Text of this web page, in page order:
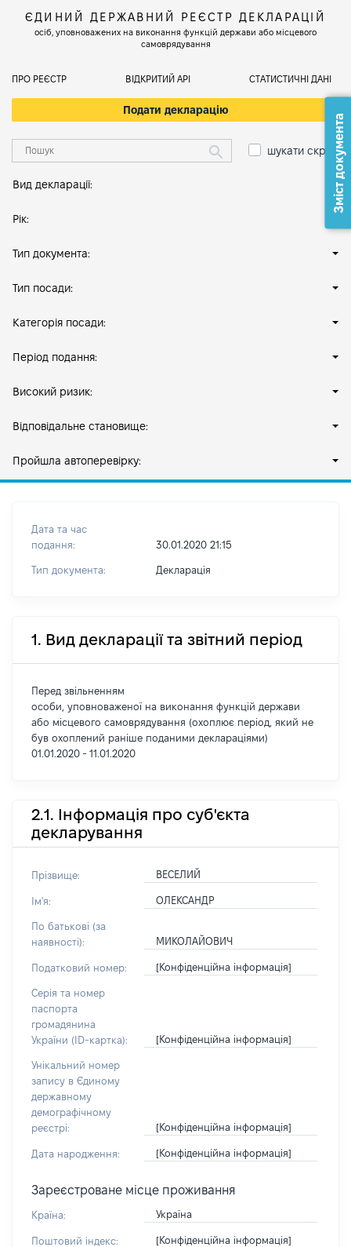
ЄДИНИЙ ДЕРЖАВНИЙ РЕЄСТР ДЕКЛАРАЦІЙ
осіб, уповноважених на виконання функцій держави або місцевого
самоврядування
ПРО РЕЄСТР ВІДКРИТИЙ АРІ СТАТИСТИЧНІ ДАНІ
Подати декларацію
шукати скрізь
Вид декларації:
Рік:
Тип документа:
Тип посади:
Категорія посади:
Період подання:
Високий ризик:
Відповідальне становище:
Пройшла автоперевірку:
Дата та час
подання:
30.01.2020 21:15
Тип документа: Декларація
1. Вид декларації та звітний період
Перед звільненням
особи, уповноваженої на виконання функцій держави
або місцевого самоврядування (охоплює період, який не
був охоплений раніше поданими деклараціями)
01.01.2020 - 11.01.2020
2.1. Інформація про суб'єкта
декларування
Прізвище: ВЕСЕЛИЙ
Ім'я: ОЛЕКСАНДР
По батькові (за
наявності):
МИКОЛАЙОВИЧ
Податковий номер: [Конфіденційна інформація]
Серія та номер
паспорта
громадянина
України (ID-картка):
[Конфіденційна інформація]
Унікальний номер
запису в Єдиному
державному
демографічному
реєстрі:
[Конфіденційна інформація]
Дата народження: [Конфіденційна інформація]
Зареєстроване місце проживання
Країна: Україна
Поштовий індекс: [Конфіденційна інформація]
Зміст документа